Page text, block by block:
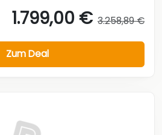
1.799,00 € 3.258,89 €
Zum Deal